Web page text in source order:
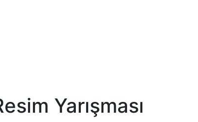
Yarışması